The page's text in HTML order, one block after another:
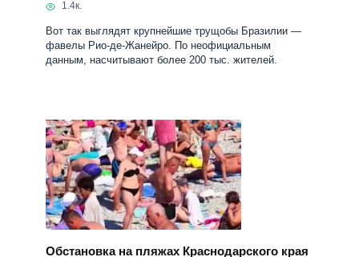
1.4к.
Вот так выглядят крупнейшие трущобы Бразилии —
фавелы Рио-де-Жанейро. По неофициальным
данным, насчитывают более 200 тыс. жителей.
Обстановка на пляжах Краснодарского края